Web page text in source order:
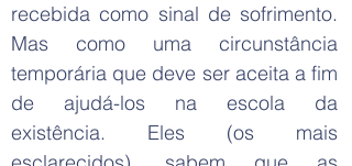
recebida como sinal de sofrimento.
Mas como uma circunstância
temporária que deve ser aceita a fim
de ajudá-los na escola da
existência. Eles (os mais